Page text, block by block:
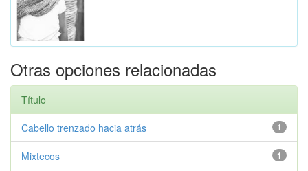
Otras opciones relacionadas
Título
1
Cabello trenzado hacia atrás
1
Mixtecos